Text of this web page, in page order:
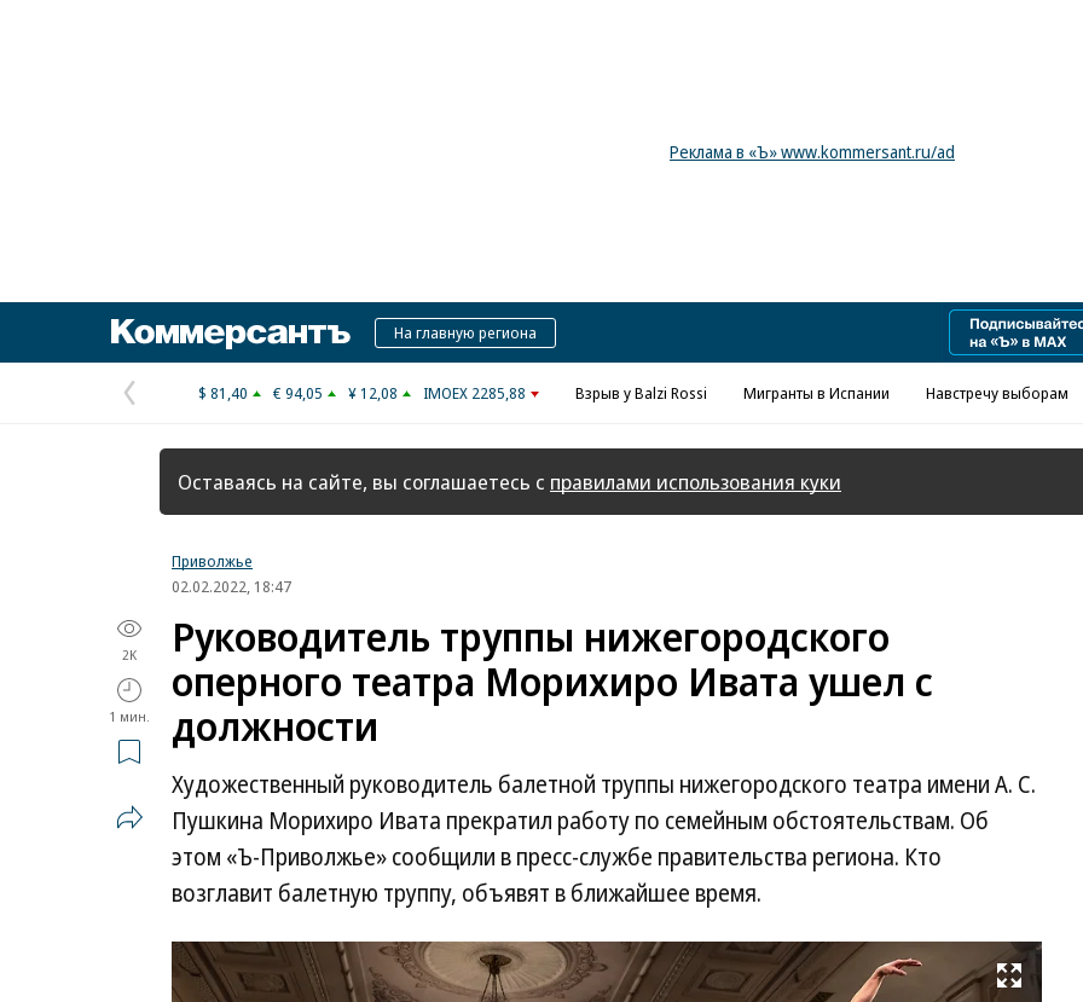
Реклама в «Ъ» www.kommersant.ru/ad
КоммерсантъНа главную региона
Предыдущая
страница
$ 81,40 € 94,05 ¥ 12,08 IMOEX 2285,88 Взрыв у Balzi Rossi Мигранты в Испании Навстречу выборам
Оставаясь на сайте, вы соглашаетесь с правилами использования куки
Приволжье
02.02.2022, 18:47
2K
1 мин.
Руководитель труппы нижегородского
оперного театра Морихиро Ивата ушел с
должности
Художественный руководитель балетной труппы нижегородского театра имени А. С.
Пушкина Морихиро Ивата прекратил работу по семейным обстоятельствам. Об
этом «Ъ-Приволжье» сообщили в пресс-службе правительства региона. Кто
возглавит балетную труппу, объявят в ближайшее время.
Развернуть на весь экран